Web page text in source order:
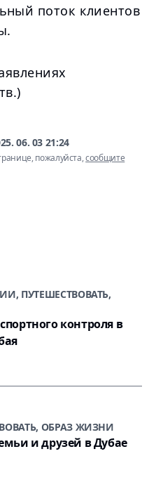
поток клиентов
06. 03 21:24
пожалуйста,сообщите
ПУТЕШЕСТВОВАТЬ,
контроля в
ОБРАЗ ЖИЗНИ
и друзей в Дубае